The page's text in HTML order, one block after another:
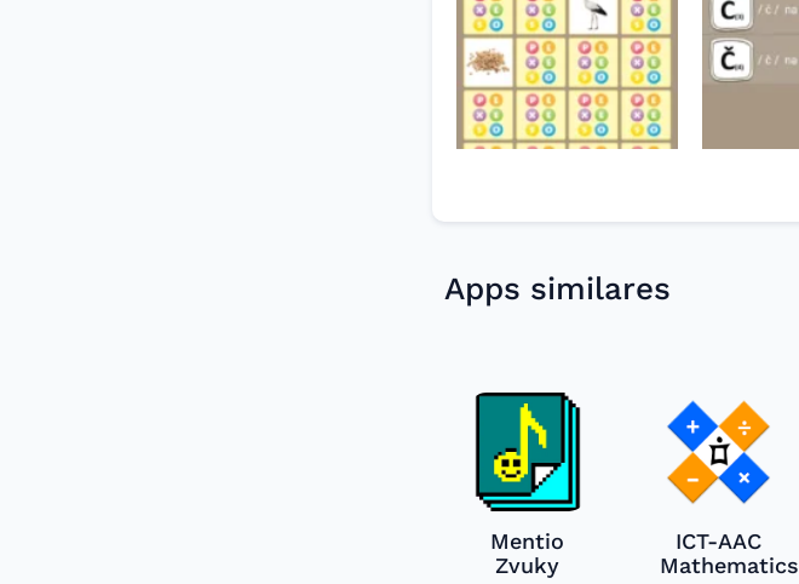
Apps similares
Mentio
Zvuky
ICT-AAC
Mathematics